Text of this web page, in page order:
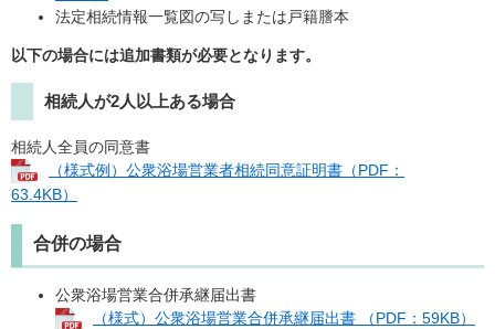
法定相続情報一覧図の写しまたは戸籍謄本
以下の場合には追加書類が必要となります。
相続人が2人以上ある場合
相続人全員の同意書
（様式例）公衆浴場営業者相続同意証明書（PDF：
63.4KB）
合併の場合
公衆浴場営業合併承継届出書
（様式）公衆浴場営業合併承継届出書 （PDF：59KB）